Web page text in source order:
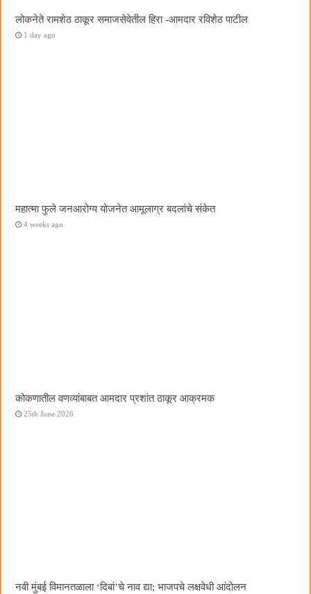
लोकनेते रामशेठ ठाकूर समाजसेवेतील हिरा -आमदार रविशेठ पाटील
1 day ago
महात्मा फुले जनआरोग्य योजनेत आमूलाग्र बदलांचे संकेत
4 weeks ago
कोकणातील वणव्यांबाबत आमदार प्रशांत ठाकूर आक्रमक
25th June 2026
नवी मुंबई विमानतळाला ‌‘दिबां‌’चे नाव द्या; भाजपचे लक्षवेधी आंदोलन